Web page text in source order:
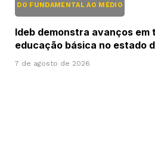
DO FUNDAMENTAL AO MÉDIO
Ideb demonstra avanços em
educação básica no estado
7 de agosto de 2026